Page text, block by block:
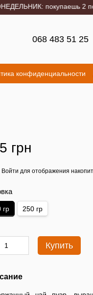
покупаешь 2
068 483 51 25
конфиденциальности
грн
Войти для отображения
гр 250 гр
Купить